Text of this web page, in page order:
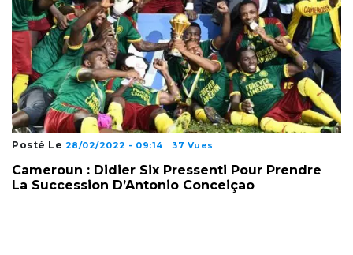
Posté Le 28/02/2022 - 09:14 37 Vues
Cameroun : Didier Six Pressenti Pour Prendre
La Succession D’Antonio Conceiçao